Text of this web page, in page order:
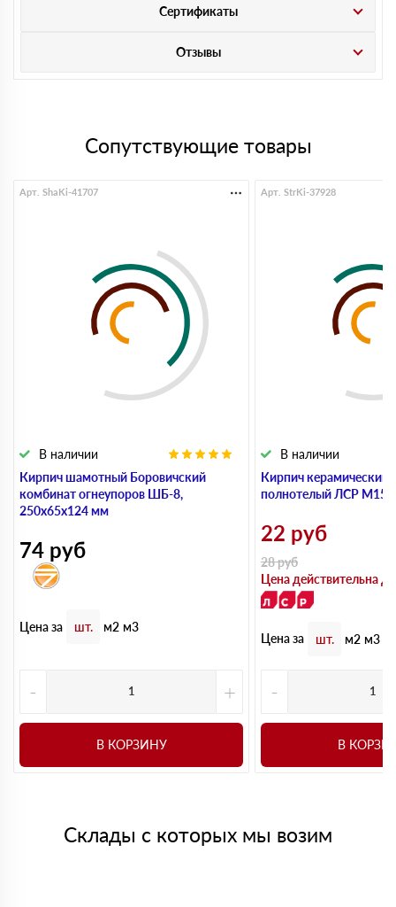
Сертификаты
Отзывы
Сопутствующие товары
Кирпич шамотный Боровичский
комбинат огнеупоров ШБ-8,
250х65х124 мм
В наличии
Арт. ShaKi-41707
74 руб
Цена за шт. м2 м3
- +
В КОРЗИНУ
Кирпич керамический
полнотелый ЛСР
В наличии
Арт. StrKi-37928
22 руб
28руб
Цена действительна
Цена за шт. м2 м3
-
В
Склады с которых мы возим